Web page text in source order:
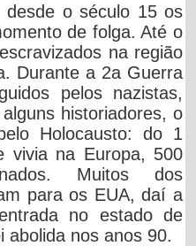
desde o século 15 os
de folga. Até o
na região
Durante a 2a Guerra
pelos nazistas,
historiadores, o
Holocausto: do 1
vivia na Europa, 500
Muitos dos
para os EUA, daí a
no estado de
abolida nos anos 90.